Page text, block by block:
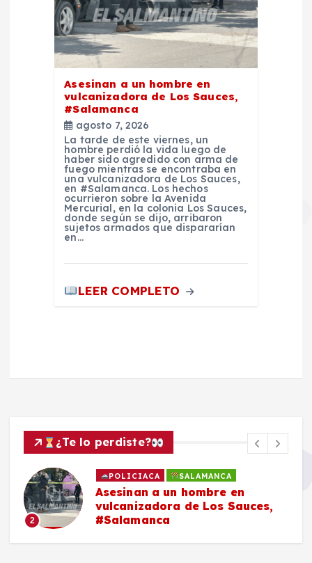
Asesinan a un hombre en
vulcanizadora de Los Sauces,
#Salamanca
agosto 7, 2026
La tarde de este viernes, un
hombre perdió la vida luego de
haber sido agredido con arma de
fuego mientras se encontraba en
una vulcanizadora de Los Sauces,
en #Salamanca. Los hechos
ocurrieron sobre la Avenida
Mercurial, en la colonia Los Sauces,
donde según se dijo, arribaron
sujetos armados que dispararían
en…
LEER COMPLETO
¿Te lo perdiste?
2
POLICIACA SALAMANCA
Asesinan a un hombre en
vulcanizadora de Los Sauces,
#Salamanca